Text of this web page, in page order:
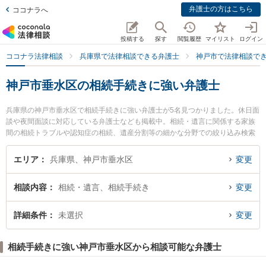
ココナラへ 弁護士の方はこちら
投稿する 探す 閲覧履歴 マイリスト ログイン
ココナラ法律相談 兵庫県で法律相談できる弁護士 神戸市で法律相談で
神戸市垂水区の相続手続きに強い弁護士
兵庫県の神戸市垂水区で相続手続きに強い弁護士が5名見つかりました。休日面
談や夜間面談に対応している弁護士なども掲載中。相続・遺言に関係する家族
間の相続トラブルや認知症の相続、遺産分割等の細かな分野での絞り込み検索
もでき便利です。特に神戸ほまれ法律事務所の河原林 直樹弁護士や神戸マリン
綜合法律事務所の小田 紗織弁護士、神戸マリン綜合法律事務所の佐々木 歌織弁
談したい』『相続手続きのトラブル解決の実績豊富な近くの弁護士を検索した
い』『初回相談無料で相続手続きを法律相談できる神戸市垂水区内の弁護士に
相談予約したい』などでお困りの相談者さんにおすすめです。
エリア 兵庫県、神戸市垂水区 変更
相談内容 相続・遺言、相続手続き 変更
詳細条件 未選択 変更
相続手続きに強い神戸市垂水区から相談可能な弁護士